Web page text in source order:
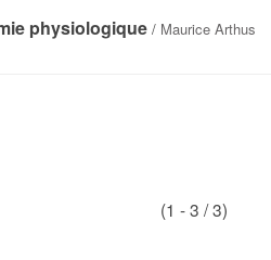
physiologique / Maurice Arthus
(1 - 3 / 3)